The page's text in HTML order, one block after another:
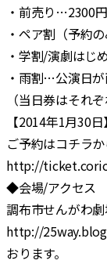
・前売り…2300円
・ペア割（予約
・学割/演劇はじ
・雨割…公演日
（当日券はそれ
【2014年1月30
ご予約はコチラか
http://
◆会場/アクセス
調布市せんがわ
http://
おります。